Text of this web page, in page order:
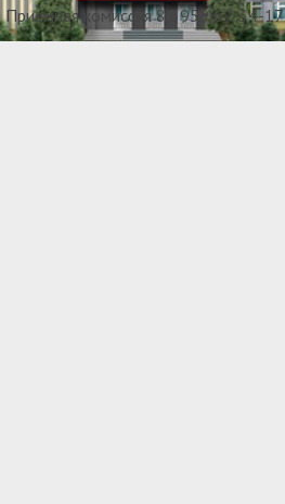
Приемная комиссия 8(3955)67-34-17